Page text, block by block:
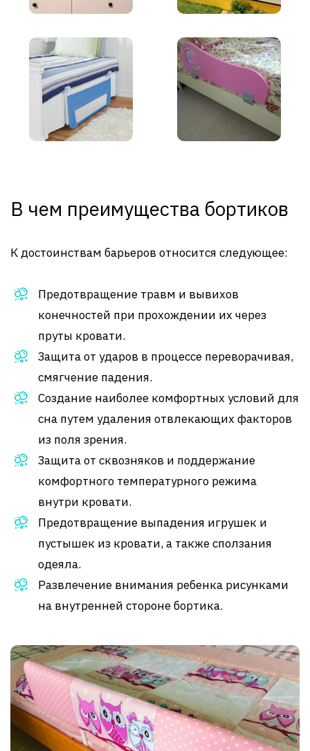
В чем преимущества бортиков
К достоинствам барьеров относится следующее:
Предотвращение травм и вывихов
конечностей при прохождении их через
пруты кровати.
Защита от ударов в процессе переворачивая,
смягчение падения.
Создание наиболее комфортных условий для
сна путем удаления отвлекающих факторов
из поля зрения.
Защита от сквозняков и поддержание
комфортного температурного режима
внутри кровати.
Предотвращение выпадения игрушек и
пустышек из кровати, а также сползания
одеяла.
Развлечение внимания ребенка рисунками
на внутренней стороне бортика.